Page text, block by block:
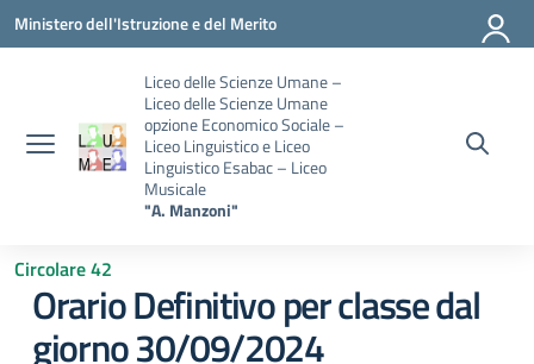
Vai ai contenuti
Vai al menu di navigazione
Vai al footer
Ministero dell'Istruzione e del Merito
Liceo delle Scienze Umane –
Liceo delle Scienze Umane
opzione Economico Sociale –
Liceo Linguistico e Liceo
Linguistico Esabac – Liceo
Musicale
"A. Manzoni"
Circolare 42
Orario Definitivo per classe dal
giorno 30/09/2024